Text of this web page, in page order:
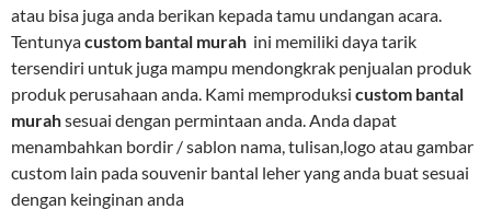
atau bisa juga anda berikan kepada tamu undangan acara.
Tentunyacustom bantal murah ini memiliki daya tarik
tersendiri untuk juga mampu mendongkrak penjualan produk
produk perusahaan anda. Kami memproduksi custom bantal
murahsesuai dengan permintaan anda. Anda dapat
menambahkan bordir / sablon nama, tulisan,logo atau gambar
custom lain pada souvenir bantal leher yang anda buat sesuai
dengan keinginan anda